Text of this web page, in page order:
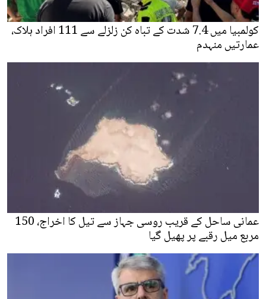
کولمبیا میں 7.4 شدت کے تباہ کن زلزلے سے 111 افراد ہلاک،
عمارتیں منہدم
عمانی ساحل کے قریب روسی جہاز سے تیل کا اخراج، 150
مربع میل رقبے پر پھیل گیا